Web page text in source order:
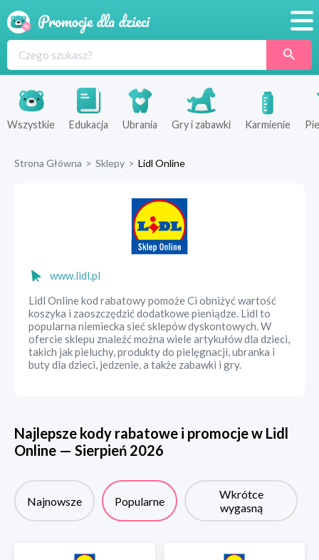
Produkty
Sklepy
Wszystkie Edukacja Ubrania Gry i zabawki Karmienie
Strona Główna > Sklepy > Lidl Online
www.lidl.pl
Lidl Online kod rabatowy pomoże Ci obniżyć wartość
koszyka i zaoszczędzić dodatkowe pieniądze. Lidl to
popularna niemiecka sieć sklepów dyskontowych. W
ofercie sklepu znaleźć można wiele artykułów dla dzieci,
takich jak pieluchy, produkty do pielęgnacji, ubranka i
buty dla dzieci, jedzenie, a także zabawki i gry.
Najlepsze kody rabatowe i promocje w Lidl
Online — Sierpień 2026
Najnowsze Popularne
Wkrótce
wygasną